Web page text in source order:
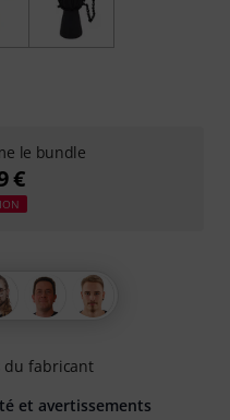
du fabricant
et avertissements
le bundle
€